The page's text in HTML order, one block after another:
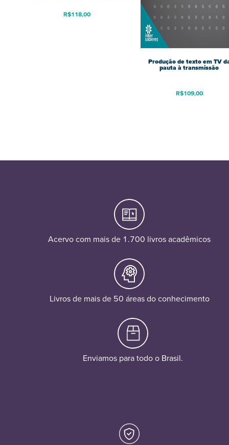
R$118,00
Produção de texto em TV
pauta à transmissão
R$109,00
Acervo com mais de 1.700 livros acadêmicos
Livros de mais de 50 áreas do conhecimento
Enviamos para todo o Brasil.